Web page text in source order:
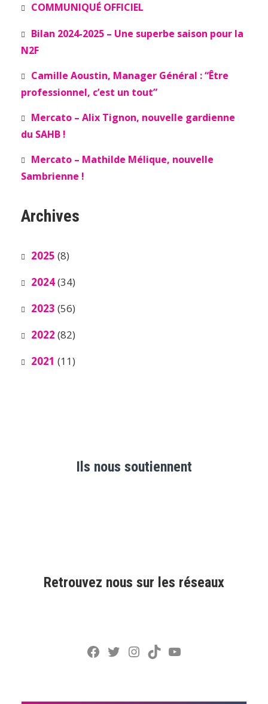
COMMUNIQUÉ OFFICIEL
Bilan 2024-2025 – Une superbe saison pour la
N2F
Camille Aoustin, Manager Général : “Être
professionnel, c’est un tout”
Mercato – Alix Tignon, nouvelle gardienne
du SAHB !
Mercato – Mathilde Mélique, nouvelle
Sambrienne !
Archives
2025 (8)
2024(34)
2023 (56)
2022 (82)
2021 (11)
Ils nous soutiennent
Retrouvez nous sur les réseaux
Facebook
Twitter
Instagram
TikTokYouTube